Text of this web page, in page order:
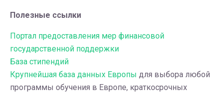
Полезные ссылки
Портал предоставления мер финансовой
государственной поддержки
База стипендий
Крупнейшая база данных Европы для выбора любой
программы обучения в Европе, краткосрочных